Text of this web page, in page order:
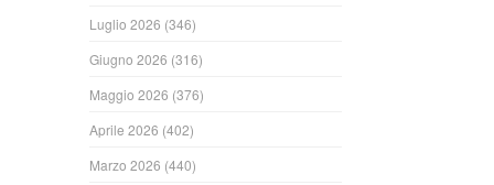
Luglio 2026 (346)
Giugno 2026 (316)
Maggio 2026 (376)
Aprile 2026 (402)
Marzo 2026 (440)